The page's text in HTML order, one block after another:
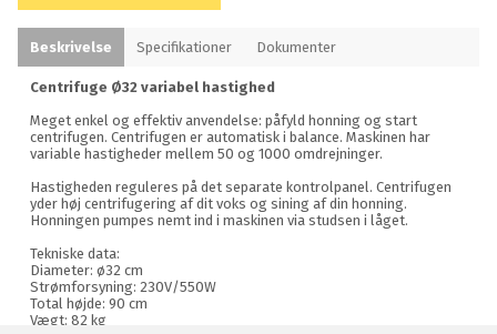
Beskrivelse Specifikationer Dokumenter
Centrifuge Ø32 variabel hastighed
Meget enkel og effektiv anvendelse: påfyld honning og start
centrifugen. Centrifugen er automatisk i balance. Maskinen har
variable hastigheder mellem 50 og 1000 omdrejninger.
Hastigheden reguleres på det separate kontrolpanel. Centrifugen
yder høj centrifugering af dit voks og sining af din honning.
Honningen pumpes nemt ind i maskinen via studsen i låget.
Tekniske data:
Diameter: ø32 cm
Strømforsyning: 230V/550W
Total højde: 90 cm
Vægt: 82 kg